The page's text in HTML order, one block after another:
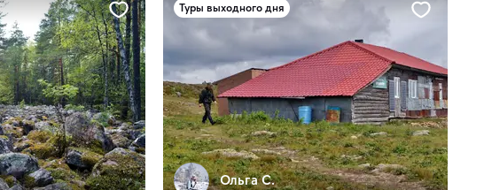
Туры выходного дня
Ольга С.